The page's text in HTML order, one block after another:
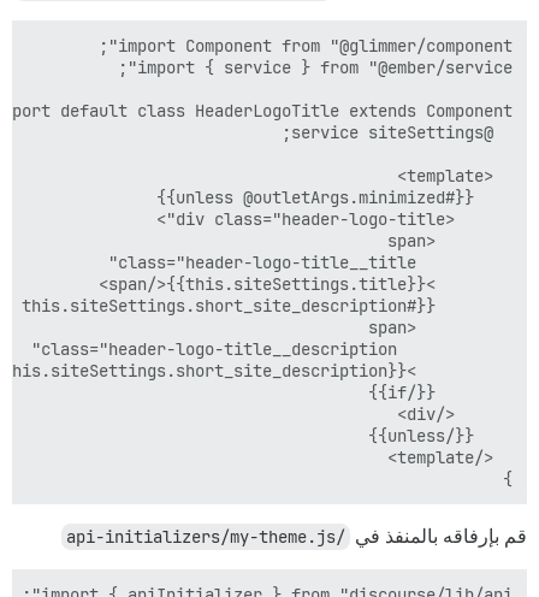
}
قم بإرفاقه بالمنفذ في /api-initializers/my-theme.js